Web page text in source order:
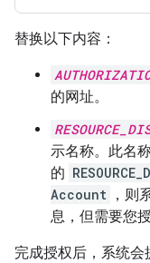
替换以下内容：
的网址。
示名称。此名
的
Account ，则
息，但需要您
完成授权后，系统